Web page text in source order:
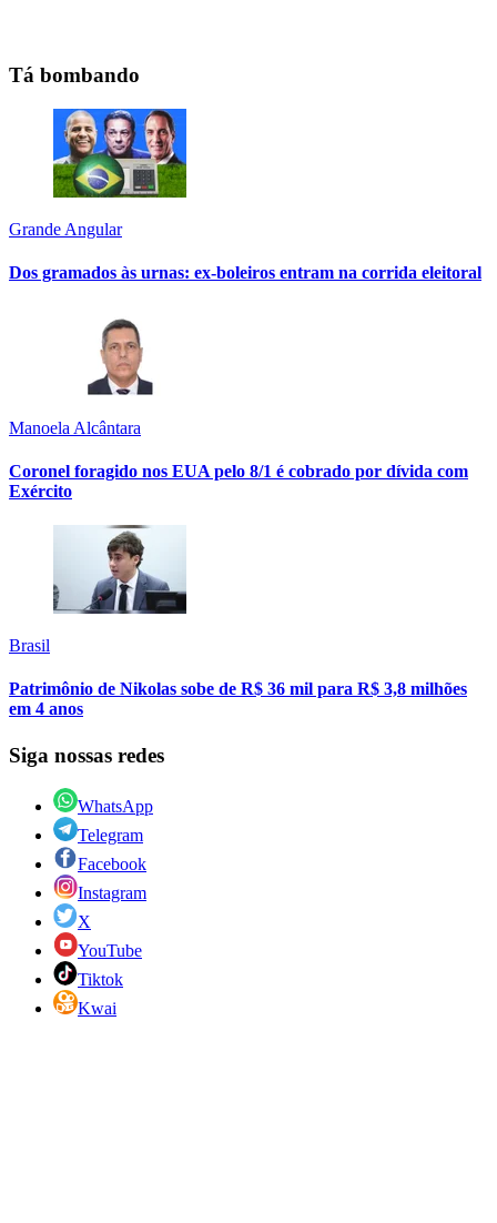
Tá bombando
Grande Angular
Dos gramados às urnas: ex-boleiros entram na corrida eleitoral
Manoela Alcântara
Coronel foragido nos EUA pelo 8/1 é cobrado por dívida com
Exército
Brasil
Patrimônio de Nikolas sobe de R$ 36 mil para R$ 3,8 milhões
em 4 anos
Siga nossas redes
WhatsApp
Telegram
Facebook
Instagram
X
YouTube
Tiktok
Kwai